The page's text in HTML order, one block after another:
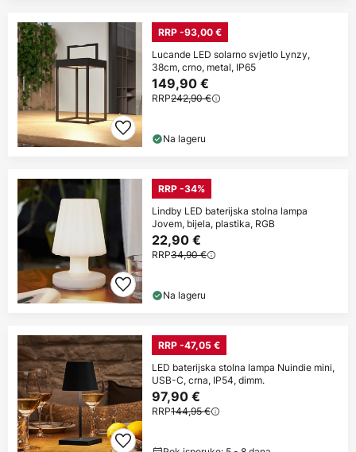
RRP -93,00 €
Lucande LED solarno svjetlo Lynzy,
38cm, crno, metal, IP65
149,90 €
RRP242,90 €
Na lageru
RRP -34%
Lindby LED baterijska stolna lampa
Jovem, bijela, plastika, RGB
22,90 €
RRP34,90 €
Na lageru
RRP -47,05 €
LED baterijska stolna lampa Nuindie mini,
USB-C, crna, IP54, dimm.
97,90 €
RRP144,95 €